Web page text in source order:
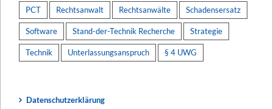
PCT Rechtsanwalt Rechtsanwälte Schadensersatz
Software Stand-der-Technik Recherche Strategie
Technik Unterlassungsanspruch § 4 UWG
Datenschutzerklärung